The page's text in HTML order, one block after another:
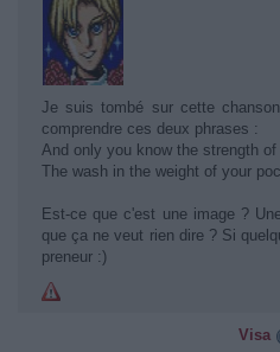
Je suis tombé sur cette
comprendre ces deux phrases :
And only you know the strength of
The wash in the weight of your
Est-ce que c'est une image ?
que ça ne veut rien dire ? Si
preneur :)
Visa